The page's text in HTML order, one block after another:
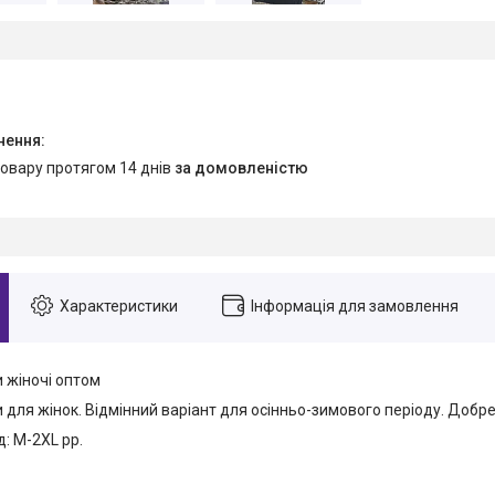
протягом 14 днів за домовленістю
Характеристики Інформація для замовлення
оптом
жінок. Відмінний варіант для осінньо-зимового періоду.
M-2XL рр.